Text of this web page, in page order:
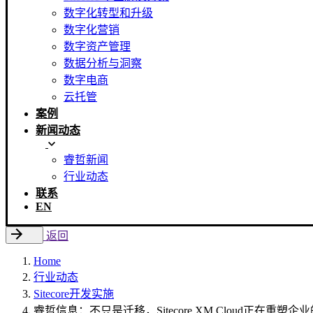
数字化转型和升级
数字化营销
数字资产管理
数据分析与洞察
数字电商
云托管
案例
新闻动态
睿哲新闻
行业动态
联系
EN
返回
Home
行业动态
Sitecore开发实施
睿哲信息：不只是迁移，Sitecore XM Cloud正在重塑企